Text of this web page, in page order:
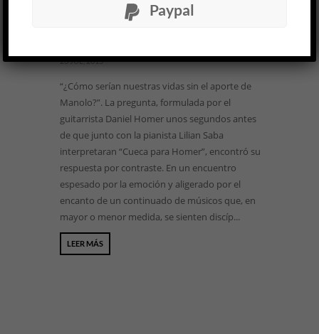
Manolo Juárez »
23 JUL, 2015
“¿Cómo serían nuestras vidas sin el aporte de
Manolo?”. La pregunta, formulada por el
guitarrista Daniel Homer unos segundos antes
de que junto con la pianista Lilian Saba
interpretaran “Cueca para Homer”, encontró su
respuesta por contraste. En un encuentro
espesado por la emoción y aligerado por el
encanto de un continuado de músicos que, en
mayor o menor medida, se sienten discíp...
LEER MÁS
Paypal